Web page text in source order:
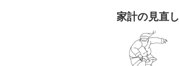
家計の見直し